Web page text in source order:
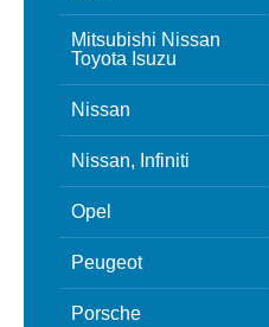
Mitsubishi Nissan
Toyota Isuzu
Nissan
Nissan, Infiniti
Opel
Peugeot
Porsche